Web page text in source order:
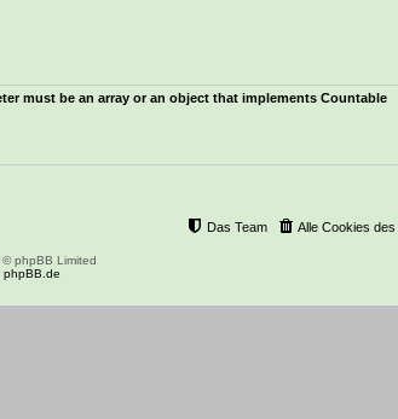
must be an array or an object that implements Countable
Alle Cookies
Das Team
phpBB Limited
phpBB.de